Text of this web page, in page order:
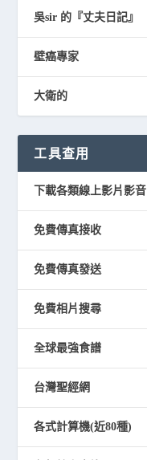
吳sir 的『丈夫日記』
壁癌專家
大衛的
工具查用
下載各類線上影片影音
免費傳真接收
免費傳真發送
免費相片搜尋
全球最強食譜
台灣聖經網
各式計算機(近80種)